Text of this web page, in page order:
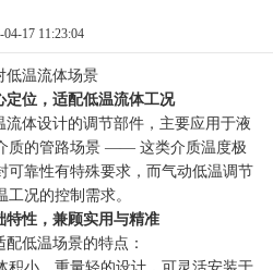
04-17 11:23:04
低温流体场景
定位，适配低温流体工况
流体设计的调节部件，主要应用于液
质的管路场景 —— 这类介质温度极
可靠性有特殊要求，而气动低温调节
况的控制需求。
特性，兼顾实用与精准
配低温场景的特点：